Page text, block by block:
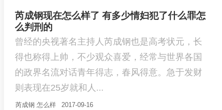
芮成钢现在怎么样了 有多少情妇犯了什么罪怎
么判刑的
曾经的央视著名主持人芮成钢也是高考状元，长
得也称得上帅，不少观众喜爱，经常与世界各国
的政界名流对话青年得志，春风得意。急于发财
则表现在25岁就和人...
芮成钢 怎么样 2017-09-16